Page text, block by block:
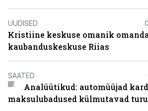
UUDISED
Kristiine keskuse omanik
kaubanduskeskuse Riias
SAATED
Analüütikud: automüüjad
maksulubadused külmutavad